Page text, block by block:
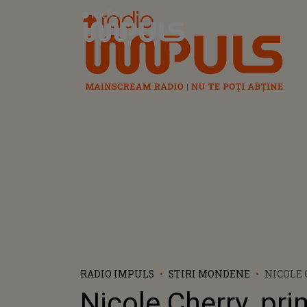
Radio Impuls
RADIO IMPULS STIRI MONDENE
NICOLE
„NU CĂ